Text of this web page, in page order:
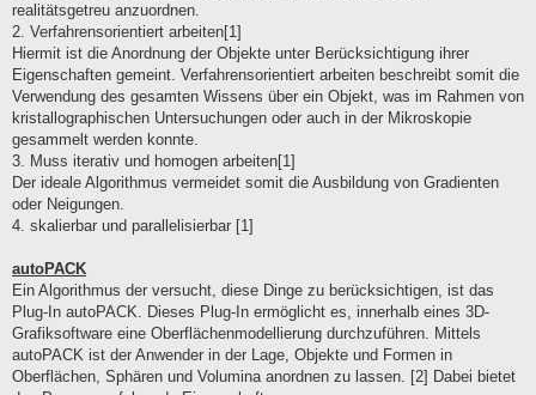
realitätsgetreu anzuordnen.
2. Verfahrensorientiert arbeiten[1]
Hiermit ist die Anordnung der Objekte unter Berücksichtigung ihrer
Eigenschaften gemeint. Verfahrensorientiert arbeiten beschreibt somit die
Verwendung des gesamten Wissens über ein Objekt, was im Rahmen von
kristallographischen Untersuchungen oder auch in der Mikroskopie
gesammelt werden konnte.
3. Muss iterativ und homogen arbeiten[1]
Der ideale Algorithmus vermeidet somit die Ausbildung von Gradienten
oder Neigungen.
4. skalierbar und parallelisierbar [1]
autoPACK
Ein Algorithmus der versucht, diese Dinge zu berücksichtigen, ist das
Plug-In autoPACK. Dieses Plug-In ermöglicht es, innerhalb eines 3D-
Grafiksoftware eine Oberflächenmodellierung durchzuführen. Mittels
autoPACK ist der Anwender in der Lage, Objekte und Formen in
Oberflächen, Sphären und Volumina anordnen zu lassen. [2] Dabei bietet